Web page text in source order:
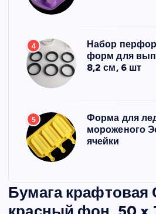
4
Набор
форм для
8,2 см, 6 шт
5
Форма для
мороженого
ячейки
Бумага крафтовая